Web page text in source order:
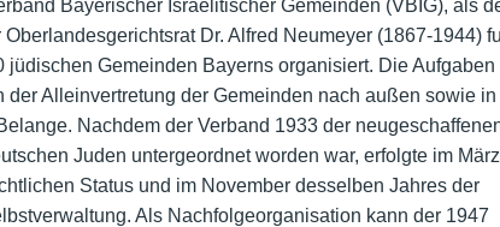
Bayerischer Israelitischer Gemeinden (VBIG), als
Dr. Alfred Neumeyer (1867-1944)
jüdischen Gemeinden Bayerns organisiert. Die Aufgaben
der Alleinvertretung der Gemeinden nach außen sowie
Nachdem der Verband 1933 der
Juden untergeordnet worden war, erfolgte im
Status und im November desselben Jahres der
Als Nachfolgeorganisation kann der 1947